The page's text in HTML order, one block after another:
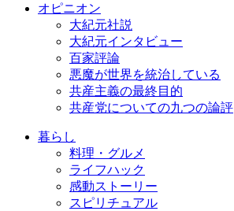
オピニオン
大紀元社説
大紀元インタビュー
百家評論
悪魔が世界を統治している
共産主義の最終目的
共産党についての九つの論評
暮らし
料理・グルメ
ライフハック
感動ストーリー
スピリチュアル